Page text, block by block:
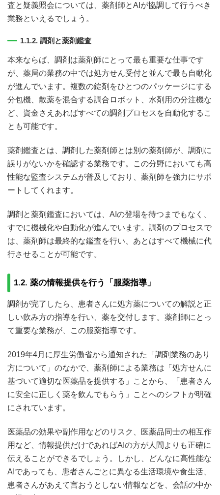
査と疑義照会については、薬剤師とAIが協調して行うべき
業務といえるでしょう。
1.1.2. 調剤と薬剤鑑査
本来ならば、調剤は薬剤師にとって最も重要な仕事です
が、薬局の業務の中では処方せん受付と並んで最も自動化
が進んでいます。複数の錠剤をひとつのパッケージにする
分包機、散薬を混合する調合ロボット、水剤用の分注機な
ど、資金さえあればすべての調剤プロセスを自動化するこ
とも可能です。
薬剤鑑査とは、調剤した薬剤師とは別の薬剤師が、調剤に
誤りがないかを確認する業務です。この分野においても高
性能な監査システムが普及しており、薬剤師を強力にサポ
ートしてくれます。
調剤と薬剤鑑査においては、AIの登場を待つまでもなく、
すでに機械化や自動化が進んでいます。調剤のプロセスで
は、薬剤師は最終的な鑑査を行い、あとはすべて機械に代
行させることが可能です。
1.2. 薬の情報提供を行う「服薬指導」
調剤が完了したら、患者さんに処方薬についての解説と正
しい飲み方の指導を行い、薬を交付します。薬剤師にとっ
て重要な業務が、この服薬指導です。
2019年4月に厚生労働省から通知された「調剤業務のあり
方について」のなかで、薬剤師による業務は「処方せんに
基づいて適切な医薬品を提供する」ことから、「患者さん
に安全に正しく薬を飲んでもらう」ことへのシフトが明確
にされています。
医薬品の効果や副作用などのリスク、医薬品同士の相互作
用など、情報提供だけであればAIの方が人間よりも正確に
伝えることができるでしょう。しかし、どんなに高性能な
AIであっても、患者さんごとに異なる生活環境や食生活、
患者さんがあえて言おうとしない情報などを、会話の中か